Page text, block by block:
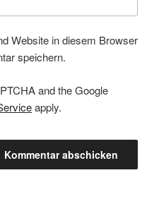
Website in diesem Browser
speichern.
and the Google
apply.